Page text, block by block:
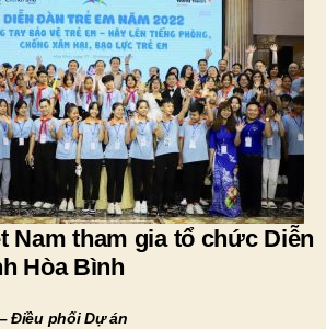
Nam tham gia tổ chức Diễn
Hòa Bình
Điều phối Dự án